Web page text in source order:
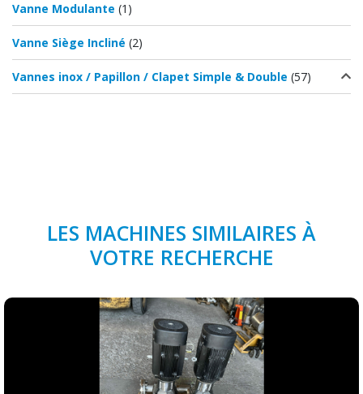
Vanne Modulante (1)
Vanne Siège Incliné (2)
Vannes inox / Papillon / Clapet Simple & Double (57)
LES MACHINES SIMILAIRES À
VOTRE RECHERCHE